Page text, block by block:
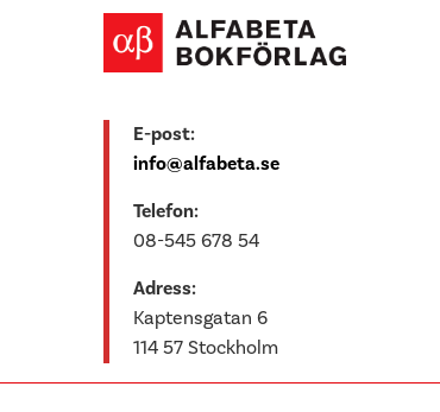
E-post:
info@alfabeta.se
Telefon:
08-545 678 54
Adress:
Kaptensgatan 6
114 57 Stockholm